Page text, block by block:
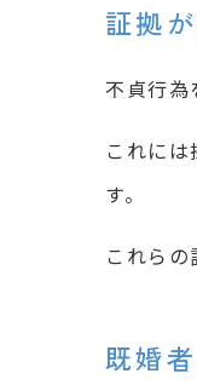
証拠
不貞行為
これに
す。
これら
既婚